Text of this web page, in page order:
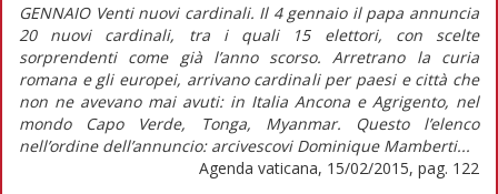
GENNAIO Venti nuovi cardinali. Il 4 gennaio il papa annuncia
20 nuovi cardinali, tra i quali 15 elettori, con scelte
sorprendenti come già l’anno scorso. Arretrano la curia
romana e gli europei, arrivano cardinali per paesi e città che
non ne avevano mai avuti: in Italia Ancona e Agrigento, nel
mondo Capo Verde, Tonga, Myanmar. Questo l’elenco
nell’ordine dell’annuncio: arcivescovi Dominique Mamberti...
Agenda vaticana, 15/02/2015, pag. 122